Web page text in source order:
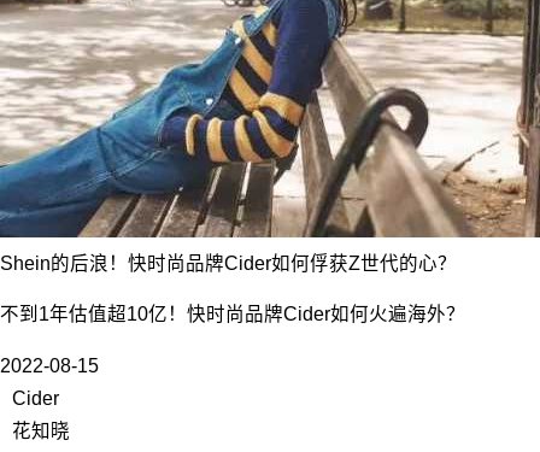
Shein的后浪！快时尚品牌Cider如何俘获Z世代的心？
不到1年估值超10亿！快时尚品牌Cider如何火遍海外？
2022-08-15
Cider
花知晓